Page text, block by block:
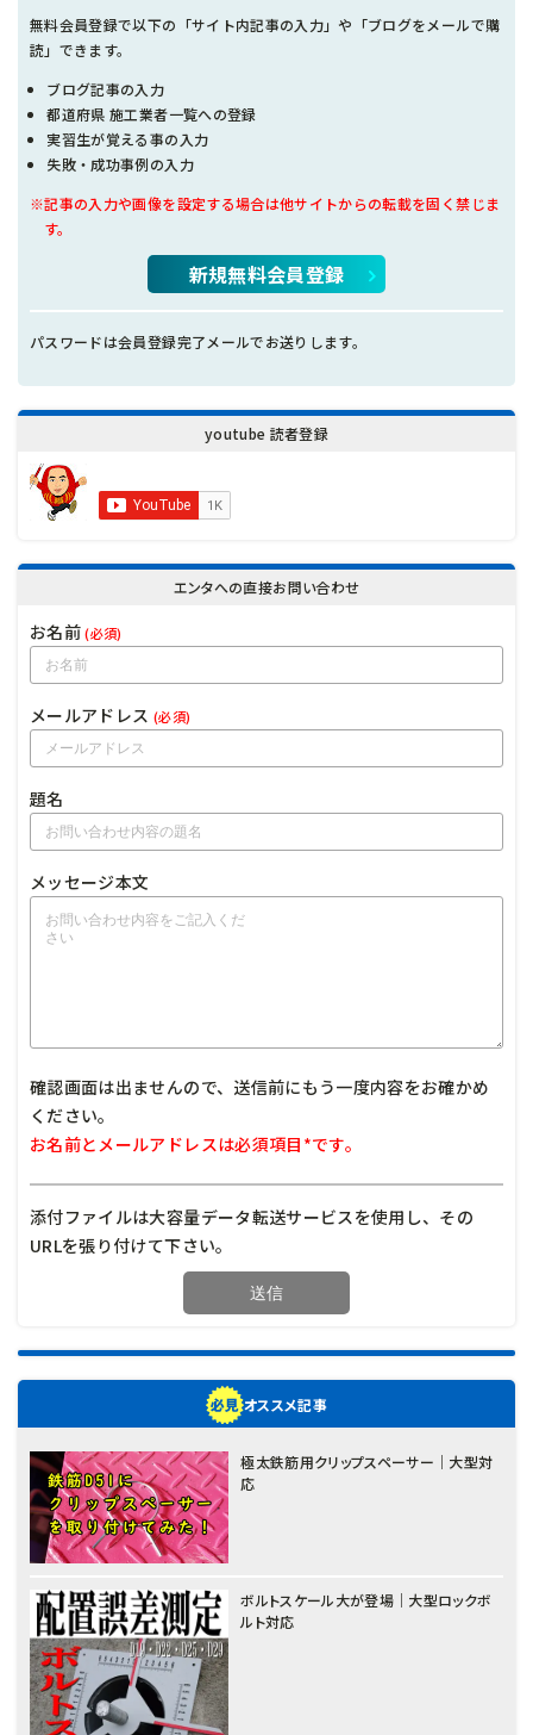
無料会員登録で以下の「サイト内記事の入力」や「ブログをメールで購
読」できます。
ブログ記事の入力
都道府県 施工業者一覧への登録
実習生が覚える事の入力
失敗・成功事例の入力
※記事の入力や画像を設定する場合は他サイトからの転載を固く禁じま
す。
新規無料会員登録
パスワードは会員登録完了メールでお送りします。
youtube 読者登録
エンタへの直接お問い合わせ
お名前(必須)
メールアドレス (必須)
題名
メッセージ本文
確認画面は出ませんので、送信前にもう一度内容をお確かめ
ください。
お名前とメールアドレスは必須項目*です。
添付ファイルは大容量データ転送サービスを使用し、その
URLを張り付けて下さい。
オススメ記事
極太鉄筋用クリップスペーサー｜大型対
応
ボルトスケール大が登場｜大型ロックボ
ルト対応